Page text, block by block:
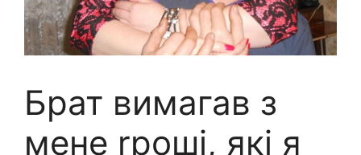
Брат вимагав з
мене rроші, які я